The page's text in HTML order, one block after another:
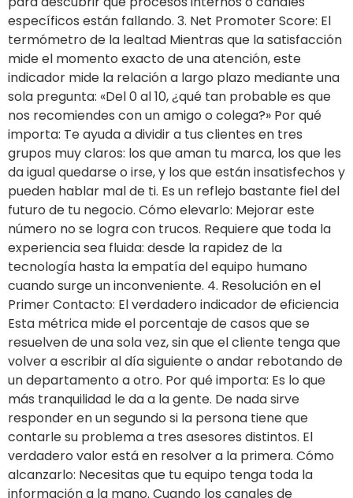
específicos están fallando. 3. Net Promoter Score: El
termómetro de la lealtad Mientras que la satisfacción
mide el momento exacto de una atención, este
indicador mide la relación a largo plazo mediante una
sola pregunta: «Del 0 al 10, ¿qué tan probable es que
nos recomiendes con un amigo o colega?» Por qué
importa: Te ayuda a dividir a tus clientes en tres
grupos muy claros: los que aman tu marca, los que les
da igual quedarse o irse, y los que están insatisfechos y
pueden hablar mal de ti. Es un reflejo bastante fiel del
futuro de tu negocio. Cómo elevarlo: Mejorar este
número no se logra con trucos. Requiere que toda la
experiencia sea fluida: desde la rapidez de la
tecnología hasta la empatía del equipo humano
cuando surge un inconveniente. 4. Resolución en el
Primer Contacto: El verdadero indicador de eficiencia
Esta métrica mide el porcentaje de casos que se
resuelven de una sola vez, sin que el cliente tenga que
volver a escribir al día siguiente o andar rebotando de
un departamento a otro. Por qué importa: Es lo que
más tranquilidad le da a la gente. De nada sirve
responder en un segundo si la persona tiene que
contarle su problema a tres asesores distintos. El
verdadero valor está en resolver a la primera. Cómo
alcanzarlo: Necesitas que tu equipo tenga toda la
información a la mano. Cuando los canales de